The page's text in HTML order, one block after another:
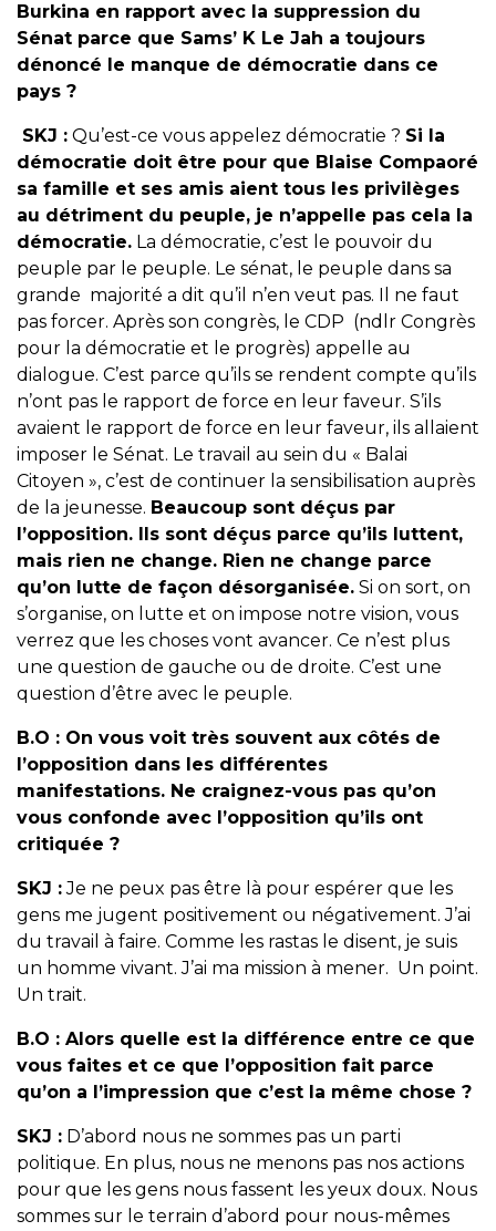
Burkina en rapport avec la suppression du
Sénat parce que Sams’ K Le Jah a toujours
dénoncé le manque de démocratie dans ce
pays ?
SKJ : Qu’est-ce vous appelez démocratie ? Si la
démocratie doit être pour que Blaise Compaoré
sa famille et ses amis aient tous les privilèges
au détriment du peuple, je n’appelle pas cela la
démocratie. La démocratie, c’est le pouvoir du
peuple par le peuple. Le sénat, le peuple dans sa
grande majorité a dit qu’il n’en veut pas. Il ne faut
pas forcer. Après son congrès, le CDP (ndlr Congrès
pour la démocratie et le progrès) appelle au
dialogue. C’est parce qu’ils se rendent compte qu’ils
n’ont pas le rapport de force en leur faveur. S’ils
avaient le rapport de force en leur faveur, ils allaient
imposer le Sénat. Le travail au sein du « Balai
Citoyen », c’est de continuer la sensibilisation auprès
de la jeunesse. Beaucoup sont déçus par
l’opposition. Ils sont déçus parce qu’ils luttent,
mais rien ne change. Rien ne change parce
qu’on lutte de façon désorganisée. Si on sort, on
s’organise, on lutte et on impose notre vision, vous
verrez que les choses vont avancer. Ce n’est plus
une question de gauche ou de droite. C’est une
question d’être avec le peuple.
B.O : On vous voit très souvent aux côtés de
l’opposition dans les différentes
manifestations. Ne craignez-vous pas qu’on
vous confonde avec l’opposition qu’ils ont
critiquée ?
SKJ :Je ne peux pas être là pour espérer que les
gens me jugent positivement ou négativement. J’ai
du travail à faire. Comme les rastas le disent, je suis
un homme vivant. J’ai ma mission à mener. Un point.
Un trait.
B.O : Alors quelle est la différence entre ce que
vous faites et ce que l’opposition fait parce
qu’on a l’impression que c’est la même chose ?
SKJ : D’abord nous ne sommes pas un parti
politique. En plus, nous ne menons pas nos actions
pour que les gens nous fassent les yeux doux. Nous
sommes sur le terrain d’abord pour nous-mêmes